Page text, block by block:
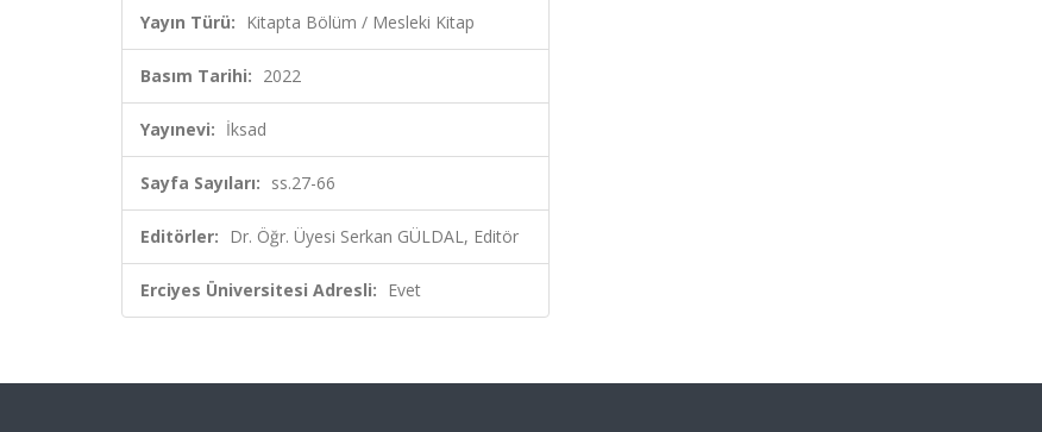
Yayın Türü: Kitapta Bölüm / Mesleki Kitap
Basım Tarihi: 2022
Yayınevi: İksad
Sayfa Sayıları: ss.27-66
Editörler: Dr. Öğr. Üyesi Serkan GÜLDAL, Editör
Erciyes Üniversitesi Adresli: Evet